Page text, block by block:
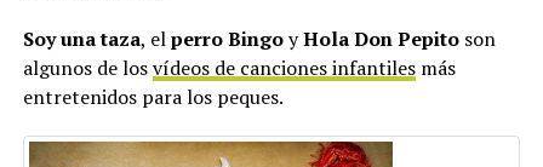
Soy una taza, elperro BingoyHola Don Pepitoson
algunos de losvídeos de canciones infantilesmás
entretenidos para los peques.